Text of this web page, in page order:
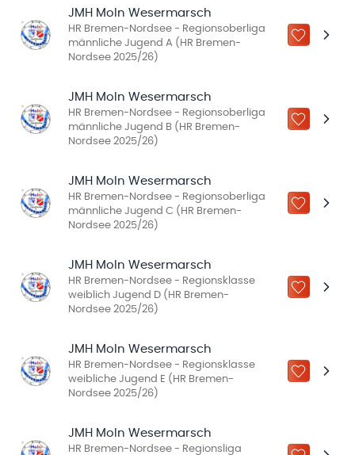
JMH MoIn Wesermarsch
HR Bremen-Nordsee - Regionsoberliga
männliche Jugend A (HR Bremen-
Nordsee 2025/26)
ZU „MEINE
JMH MoIn Wesermarsch
HR Bremen-Nordsee - Regionsoberliga
männliche Jugend B (HR Bremen-
Nordsee 2025/26)
ZU „MEINE
JMH MoIn Wesermarsch
HR Bremen-Nordsee - Regionsoberliga
männliche Jugend C (HR Bremen-
Nordsee 2025/26)
ZU „MEINE
JMH MoIn Wesermarsch
HR Bremen-Nordsee - Regionsklasse
weiblich Jugend D (HR Bremen-
Nordsee 2025/26)
ZU „MEINE
JMH MoIn Wesermarsch
HR Bremen-Nordsee - Regionsklasse
weibliche Jugend E (HR Bremen-
Nordsee 2025/26)
ZU „MEINE
JMH MoIn Wesermarsch
HR Bremen-Nordsee - Regionsliga